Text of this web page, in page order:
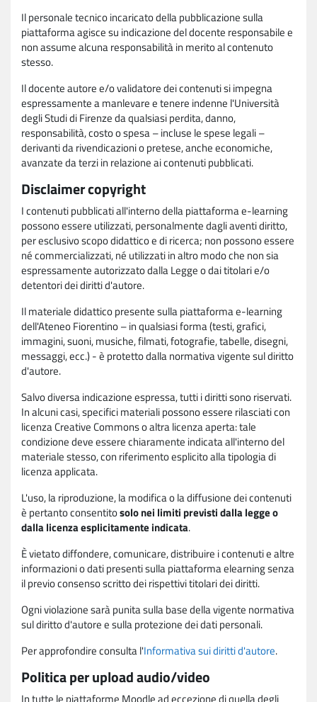
Il personale tecnico incaricato della pubblicazione sulla
piattaforma agisce su indicazione del docente responsabile e
non assume alcuna responsabilità in merito al contenuto
stesso.
Il docente autore e/o validatore dei contenuti si impegna
espressamente a manlevare e tenere indenne l'Università
degli Studi di Firenze da qualsiasi perdita, danno,
responsabilità, costo o spesa – incluse le spese legali –
derivanti da rivendicazioni o pretese, anche economiche,
avanzate da terzi in relazione ai contenuti pubblicati.
Disclaimer copyright
I contenuti pubblicati all'interno della piattaforma e-learning
possono essere utilizzati, personalmente dagli aventi diritto,
per esclusivo scopo didattico e di ricerca; non possono essere
né commercializzati, né utilizzati in altro modo che non sia
espressamente autorizzato dalla Legge o dai titolari e/o
detentori dei diritti d'autore.
Il materiale didattico presente sulla piattaforma e-learning
dell'Ateneo Fiorentino – in qualsiasi forma (testi, grafici,
immagini, suoni, musiche, filmati, fotografie, tabelle, disegni,
messaggi, ecc.) - è protetto dalla normativa vigente sul diritto
d'autore.
Salvo diversa indicazione espressa, tutti i diritti sono riservati.
In alcuni casi, specifici materiali possono essere rilasciati con
licenza Creative Commons o altra licenza aperta: tale
condizione deve essere chiaramente indicata all'interno del
materiale stesso, con riferimento esplicito alla tipologia di
licenza applicata.
L'uso, la riproduzione, la modifica o la diffusione dei contenuti
è pertanto consentitosolo nei limiti previsti dalla legge o
dalla licenza esplicitamente indicata.
È vietato diffondere, comunicare, distribuire i contenuti e altre
informazioni o dati presenti sulla piattaforma elearning senza
il previo consenso scritto dei rispettivi titolari dei diritti.
Ogni violazione sarà punita sulla base della vigente normativa
sul diritto d'autore e sulla protezione dei dati personali.
Per approfondire consulta l'Informativa sui diritti d'autore.
Politica per upload audio/video
In tutte le piattaforme Moodle ad eccezione di quella degli